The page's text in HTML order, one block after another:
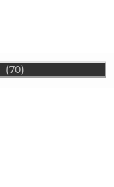
(70)